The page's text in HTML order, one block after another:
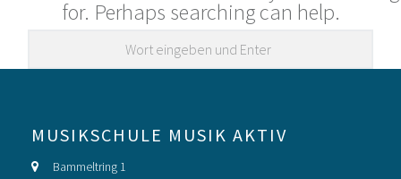
for. Perhaps searching can help.
FOOTER SIDEBAR
MUSIKSCHULE MUSIK AKTIV
Bammeltring 1